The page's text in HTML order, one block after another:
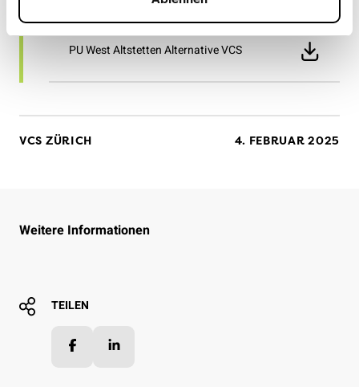
PU West Altstetten Alternative VCS
VCS ZÜRICH 4. FEBRUAR 2025
Weitere Informationen
TEILEN
Facebook